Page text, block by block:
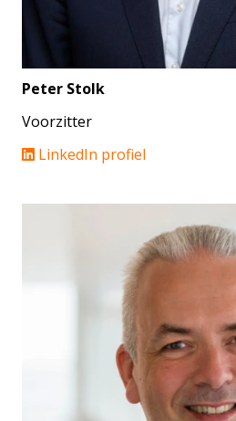
Peter Stolk
Voorzitter
LinkedIn profiel